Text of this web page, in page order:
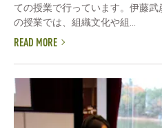
ての授業で行っています。伊藤
の授業では、組織文化や組...
READ MORE